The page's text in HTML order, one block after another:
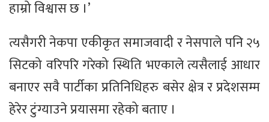
हाम्रो विश्वास छ ।’
त्यसैगरी नेकपा एकीकृत समाजवादी र नेसपाले पनि २५
सिटको वरिपरि गरेको स्थिति भएकाले त्यसैलाई आधार
बनाएर सवै पार्टीका प्रतिनिधिहरु बसेर क्षेत्र र प्रदेशसम्म
हेरेर टुंग्याउने प्रयासमा रहेको बताए ।